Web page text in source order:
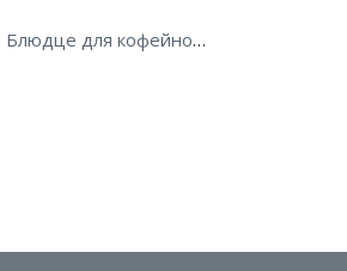
Fleur Cassis Блюдце для кофейной чашки 15 см